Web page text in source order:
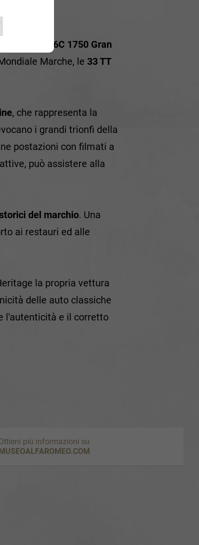
6C 1750 Gran
Marche, le 33 TT
, che rappresenta la
i grandi trionfi della
postazioni con filmati a
può assistere alla
del marchio. Una
ai restauri ed alle
la propria vettura
delle auto classiche
l'autenticità e il corretto
più informazioni su